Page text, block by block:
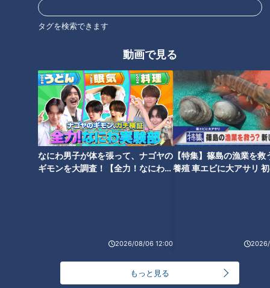
タグを検索できます
動画で見る
なにわ男子が体を張って、ナゴヤの
ギモンを大調査！【全力！なにわ実
2026/08/06 12:00
【特集】篠島の漁業を救
養殖 車エビに大アサリ
もっと見る
マイタケは冷凍すると長持ち&
うま味UP！？ 「固いお肉も柔
らかくなる」 旬のマイタケの簡
単レシピと裏技を大公開
最新“鍋つゆ”ランキングベスト
10！にんにくマシマシの背徳鍋
にトリュフ香る鍋スープ、山椒
みそ鍋まで料理研究家が厳選